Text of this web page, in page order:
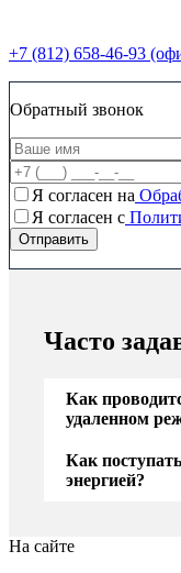
+7 (812) 658-46-93
Обратный звонок
Я согласен на
Я согласен c
Часто
Как
удаленном
Как
энергией?
На сайте